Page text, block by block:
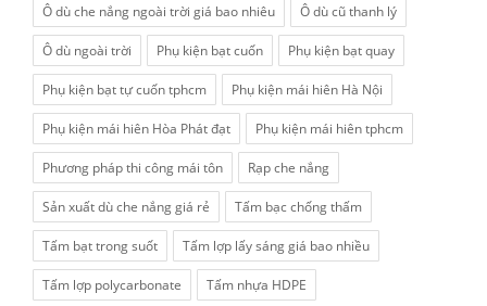
Ô dù che nắng ngoài trời giá bao nhiêu Ô dù cũ thanh lý
Ô dù ngoài trời Phụ kiện bạt cuốn Phụ kiện bạt quay
Phụ kiện bạt tự cuốn tphcm Phụ kiện mái hiên Hà Nội
Phụ kiện mái hiên Hòa Phát đạt Phụ kiện mái hiên tphcm
Phương pháp thi công mái tôn Rạp che nắng
Sản xuất dù che nắng giá rẻ Tấm bạc chống thấm
Tấm bạt trong suốt Tấm lợp lấy sáng giá bao nhiều
Tấm lợp polycarbonate Tấm nhựa HDPE